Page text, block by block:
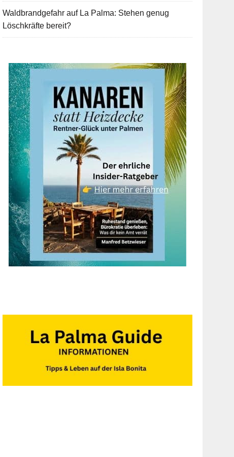
Waldbrandgefahr auf La Palma: Stehen genug
Löschkräfte bereit?